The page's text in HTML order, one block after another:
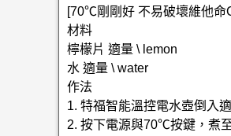
[70℃剛剛好 不易破壞維他命
材料
檸檬片 適量 \ lemon
水 適量 \ water
作法
1. 特福智能溫控電水壺倒入
2. 按下電源與70℃按鍵，煮